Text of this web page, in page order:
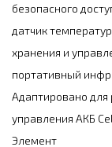
безопасного
датчик
хранения и
портативный
Адаптировано для
управления АКБ
Элемент